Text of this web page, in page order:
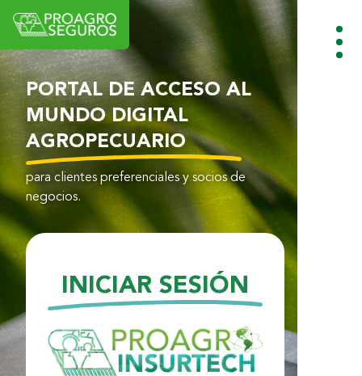
PORTAL DE ACCESO AL
MUNDO DIGITAL
AGROPECUARIO
para clientes preferenciales y socios de
negocios.
INICIAR SESIÓN